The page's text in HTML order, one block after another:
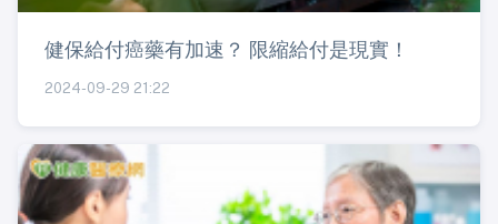
健保給付癌藥有加速？ 限縮給付是現實！
2024-09-29 21:22